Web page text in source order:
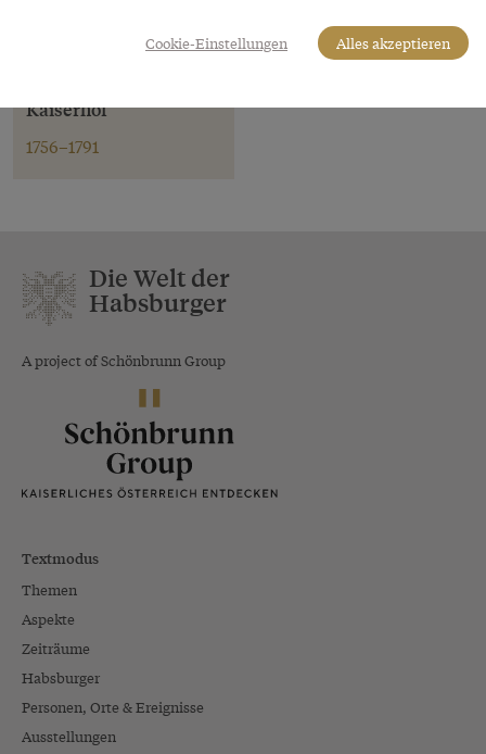
Kaiserhof
1756–1791
Die Welt der
Habsburger
A project of Schönbrunn Group
Textmodus
Themen
Aspekte
Zeiträume
Habsburger
Personen, Orte & Ereignisse
Ausstellungen
Cookie-Einstellungen Alles akzeptieren